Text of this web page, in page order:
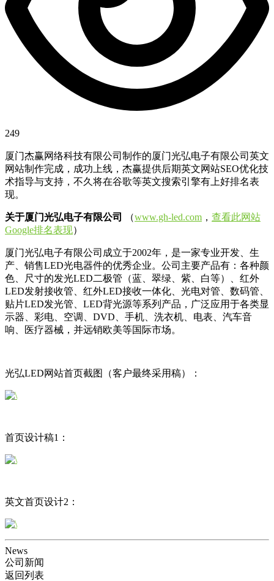
249
厦门杰赢网络科技有限公司制作的厦门光弘电子有限公司英文
网站制作完成，成功上线，杰赢提供后期英文网站SEO优化技
术指导与支持，不久将在谷歌等英文搜索引擎有上好排名表
现。
关于厦门光弘电子有限公司 （www.gh-led.com ， 查看此网站
Google排名表现）
厦门光弘电子有限公司成立于2002年，是一家专业开发、生
产、销售LED光电器件的优秀企业。公司主要产品有：各种颜
色、尺寸的发光LED二极管（蓝、翠绿、紫、白等）、红外
LED发射接收管、红外LED接收一体化、光电对管、数码管、
贴片LED发光管、LED背光源等系列产品，广泛应用于各类显
示器、彩电、空调、DVD、手机、洗衣机、电表、汽车音
响、医疗器械，并远销欧美等国际市场。
光弘LED网站首页截图（客户最终采用稿）：
首页设计稿1：
英文首页设计2：
News
公司新闻
返回列表